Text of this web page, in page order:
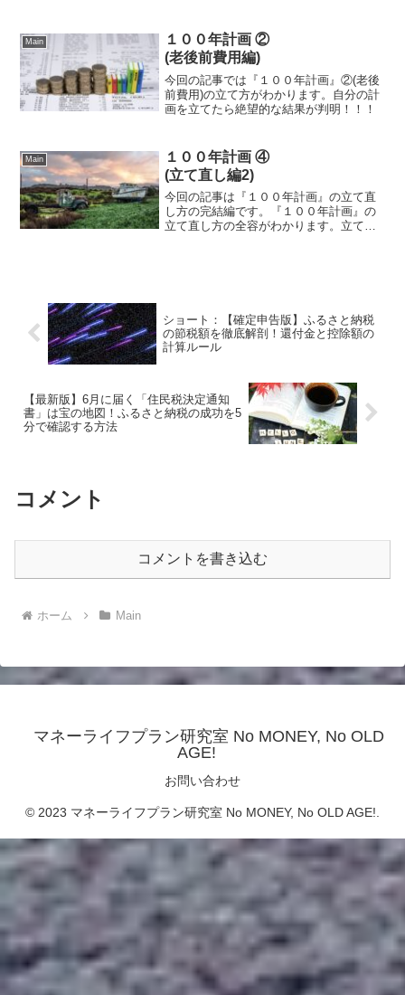
ります。新NISAやiDeCoのように将来に
向けた「...
Main
１００年計画 ②
(老後前費用編)
今回の記事では『１００年計画』②(老後
前費用)の立て方がわかります。自分の計
画を立てたら絶望的な結果が判明！！！
Main
１００年計画 ④
(立て直し編2)
今回の記事は『１００年計画』の立て直
し方の完結編です。『１００年計画』の
立て直し方の全容がわかります。立て直
ショート：【確定申告版】ふるさと納税
の節税額を徹底解剖！還付金と控除額の
計算ルール
【最新版】6月に届く「住民税決定通知
書」は宝の地図！ふるさと納税の成功を5
分で確認する方法
コメント
コメントを書き込む
ホーム Main
マネーライフプラン研究室 No MONEY, No OLD
AGE!
お問い合わせ
© 2023 マネーライフプラン研究室 No MONEY, No OLD AGE!.